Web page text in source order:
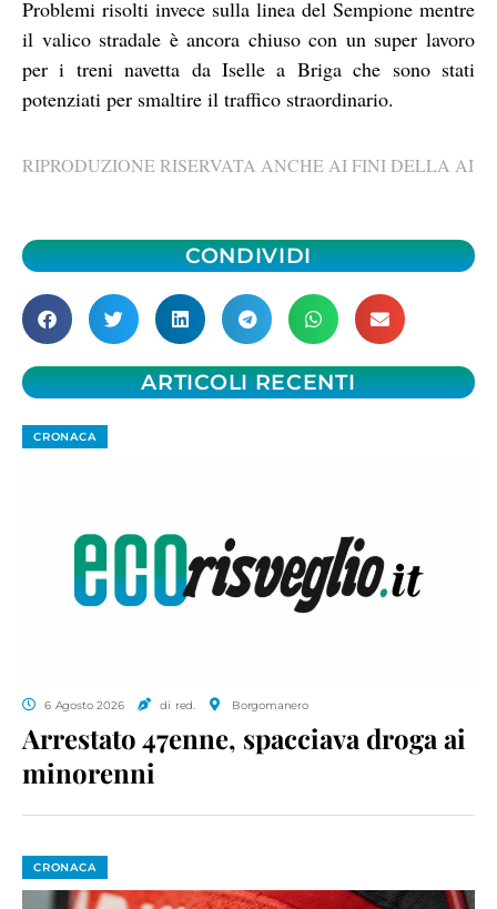
Problemi risolti invece sulla linea del Sempione mentre
il valico stradale è ancora chiuso con un super lavoro
per i treni navetta da Iselle a Briga che sono stati
potenziati per smaltire il traffico straordinario.
RIPRODUZIONE RISERVATA ANCHE AI FINI DELLA AI
CONDIVIDI
ARTICOLI RECENTI
CRONACA
6 Agosto 2026 di red. Borgomanero
Arrestato 47enne, spacciava droga ai
minorenni
CRONACA